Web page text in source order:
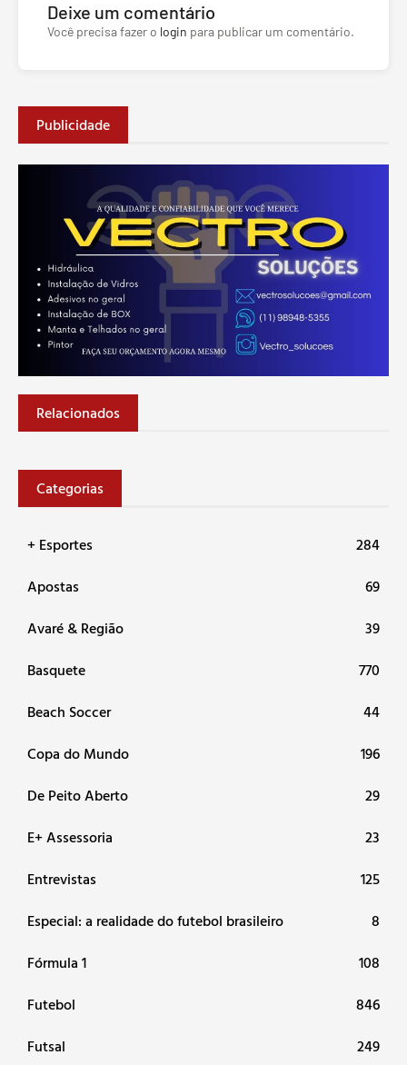
Deixe um comentário
Você precisa fazer o login para publicar um comentário.
Publicidade
Relacionados
Categorias
+ Esportes
284
Apostas
69
Avaré & Região
39
Basquete
770
Beach Soccer
44
Copa do Mundo
196
De Peito Aberto
29
E+ Assessoria
23
Entrevistas
125
Especial: a realidade do futebol brasileiro
8
Fórmula 1
108
Futebol
846
Futsal
249